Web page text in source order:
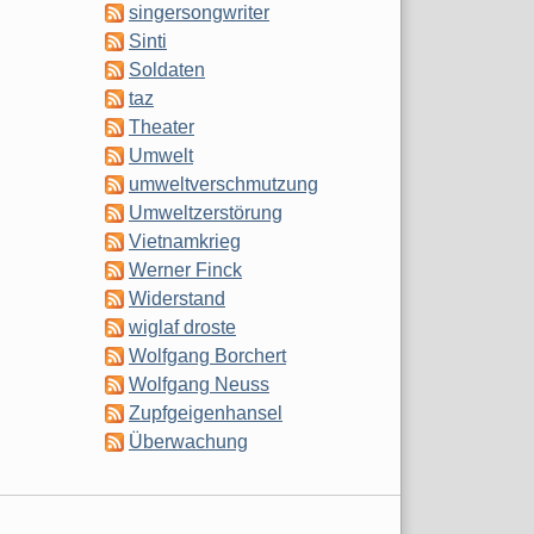
singersongwriter
Sinti
Soldaten
taz
Theater
Umwelt
umweltverschmutzung
Umweltzerstörung
Vietnamkrieg
Werner Finck
Widerstand
wiglaf droste
Wolfgang Borchert
Wolfgang Neuss
Zupfgeigenhansel
Überwachung